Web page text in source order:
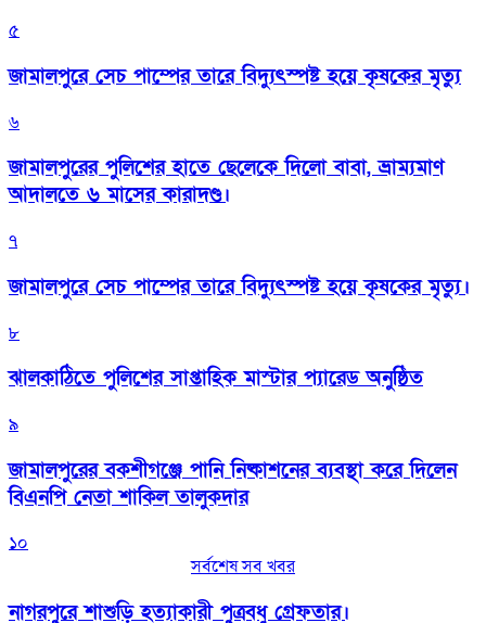
৫
জামালপুরে সেচ পাম্পের তারে বিদ্যুৎস্পষ্ট হয়ে কৃষকের মৃত্যু
৬
জামালপুরের পুলিশের হাতে ছেলেকে দিলো বাবা, ভ্রাম্যমাণ
আদালতে ৬ মাসের কারাদণ্ড।
৭
জামালপুরে সেচ পাম্পের তারে বিদ্যুৎস্পষ্ট হয়ে কৃষকের মৃত্যু।
৮
‎ঝালকাঠিতে পুলিশের সাপ্তাহিক মাস্টার প্যারেড অনুষ্ঠিত
৯
জামালপুরের বকশীগঞ্জে পানি নিষ্কাশনের ব্যবস্থা করে দিলেন
বিএনপি নেতা শাকিল তালুকদার
১০
সর্বশেষ সব খবর
নাগরপুরে শাশুড়ি হত্যাকারী পুত্রবধু গ্রেফতার।